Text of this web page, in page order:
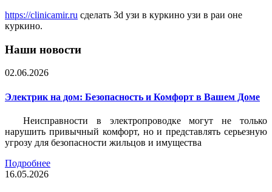
https://clinicamir.ru сделать 3d узи в куркино узи в раи оне
куркино.
Наши новости
02.06.2026
Электрик на дом: Безопасность и Комфорт в Вашем Доме
Неисправности в электропроводке могут не только
нарушить привычный комфорт, но и представлять серьезную
угрозу для безопасности жильцов и имущества
Подробнее
16.05.2026